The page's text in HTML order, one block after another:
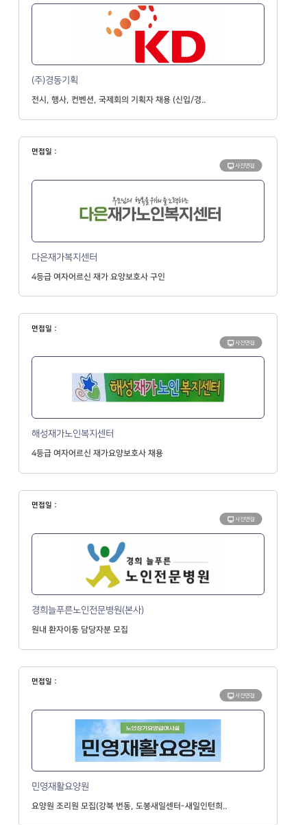
(주)경동기획
전시, 행사, 컨벤션, 국제회의 기획자 채용 (신입/경..
면접일 :
사전면접
다은재가복지센터
4등급 여자어르신 재가 요양보호사 구인
면접일 :
사전면접
해성재가노인복지센터
4등급 여자어르신 재가요양보호사 채용
면접일 :
사전면접
경희늘푸른노인전문병원(본사)
원내 환자이동 담당자분 모집
면접일 :
사전면접
민영재활요양원
요양원 조리원 모집(강북 번동, 도봉새일센터-새일인턴희..